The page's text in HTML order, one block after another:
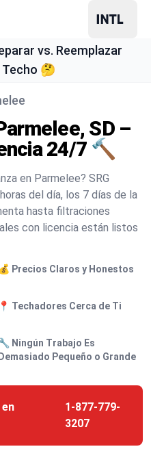
vs. Reemplazar
Techo 🤔
SD –
24/7 🔨
en Parmelee? SRG
del día, los 7 días de la
hasta filtraciones
con licencia están listos
Precios Claros y Honestos
📍 Techadores Cerca de Ti
Ningún Trabajo Es
Demasiado Pequeño o Grande
1-877-779-
3207